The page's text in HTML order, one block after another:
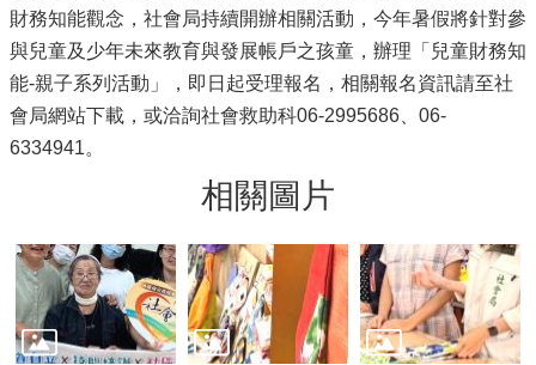
財務知能觀念，社會局持續開辦相關活動，今年暑假將針對參
與兒童及少年未來教育與發展帳戶之孩童，辦理「兒童財務知
能-親子系列活動」，即日起受理報名，相關報名資訊請至社
會局網站下載，或洽詢社會救助科06-2995686、06-
6334941。
相關圖片